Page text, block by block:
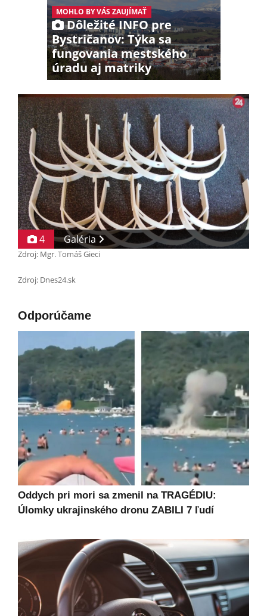
MOHLO BY VÁS ZAUJÍMAŤ
Dôležité INFO pre
Bystričanov: Týka sa
fungovania mestského
úradu aj matriky
4 Galéria
Zdroj: Mgr. Tomáš Gieci
Zdroj: Dnes24.sk
Odporúčame
Oddych pri mori sa zmenil na TRAGÉDIU:
Úlomky ukrajinského dronu ZABILI 7 ľudí